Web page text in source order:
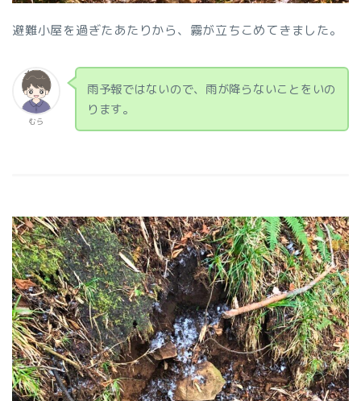
避難小屋を過ぎたあたりから、霧が立ちこめてきました。
むら
雨予報ではないので、雨が降らないことをいの
ります。